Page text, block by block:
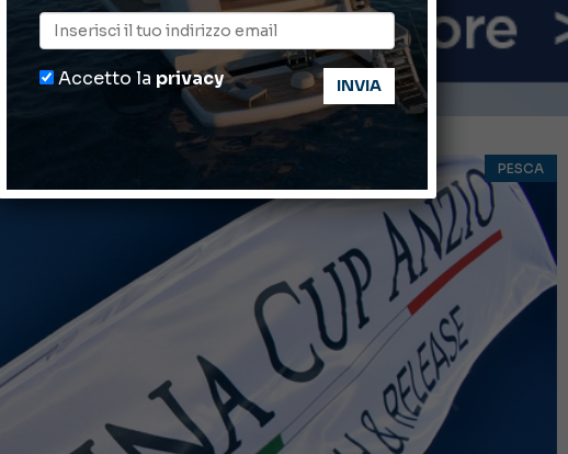
PESCA
Accetto la privacy